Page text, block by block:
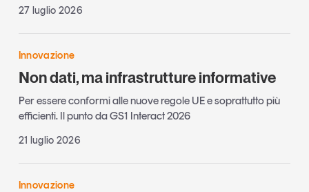
27 luglio 2026
Innovazione
Non dati, ma infrastrutture informative
Per essere conformi alle nuove regole UE e soprattutto più
efficienti. Il punto da GS1 Interact 2026
21 luglio 2026
Innovazione